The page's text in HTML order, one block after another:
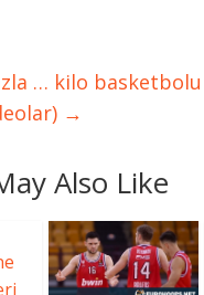
… kilo
→
Also Like